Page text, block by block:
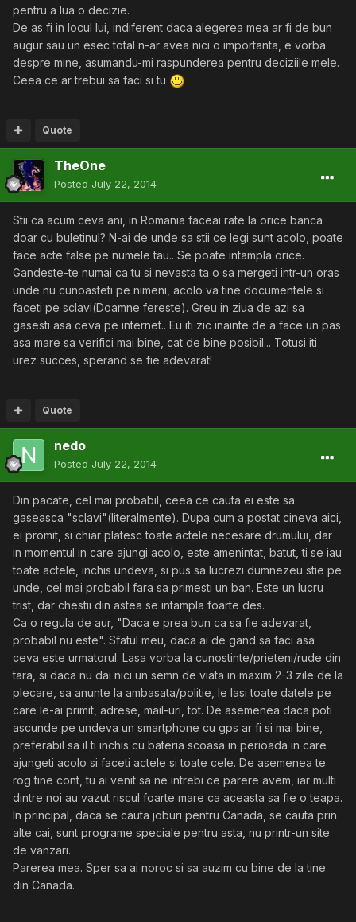
pentru a lua o decizie.
De as fi in locul lui, indiferent daca alegerea mea ar fi de bun
augur sau un esec total n-ar avea nici o importanta, e vorba
despre mine, asumandu-mi raspunderea pentru deciziile mele.
Ceea ce ar trebui sa faci si tu
Quote
TheOne
Posted July 22, 2014
Stii ca acum ceva ani, in Romania faceai rate la orice banca
doar cu buletinul? N-ai de unde sa stii ce legi sunt acolo, poate
face acte false pe numele tau.. Se poate intampla orice.
Gandeste-te numai ca tu si nevasta ta o sa mergeti intr-un oras
unde nu cunoasteti pe nimeni, acolo va tine documentele si
faceti pe sclavi(Doamne fereste). Greu in ziua de azi sa
gasesti asa ceva pe internet.. Eu iti zic inainte de a face un pas
asa mare sa verifici mai bine, cat de bine posibil... Totusi iti
urez succes, sperand se fie adevarat!
Quote
nedo
Posted July 22, 2014
Din pacate, cel mai probabil, ceea ce cauta ei este sa
gaseasca "sclavi"(literalmente). Dupa cum a postat cineva aici,
ei promit, si chiar platesc toate actele necesare drumului, dar
in momentul in care ajungi acolo, este amenintat, batut, ti se iau
toate actele, inchis undeva, si pus sa lucrezi dumnezeu stie pe
unde, cel mai probabil fara sa primesti un ban. Este un lucru
trist, dar chestii din astea se intampla foarte des.
Ca o regula de aur, "Daca e prea bun ca sa fie adevarat,
probabil nu este". Sfatul meu, daca ai de gand sa faci asa
ceva este urmatorul. Lasa vorba la cunostinte/prieteni/rude din
tara, si daca nu dai nici un semn de viata in maxim 2-3 zile de la
plecare, sa anunte la ambasata/politie, le lasi toate datele pe
care le-ai primit, adrese, mail-uri, tot. De asemenea daca poti
ascunde pe undeva un smartphone cu gps ar fi si mai bine,
preferabil sa il ti inchis cu bateria scoasa in perioada in care
ajungeti acolo si faceti actele si toate cele. De asemenea te
rog tine cont, tu ai venit sa ne intrebi ce parere avem, iar multi
dintre noi au vazut riscul foarte mare ca aceasta sa fie o teapa.
In principal, daca se cauta joburi pentru Canada, se cauta prin
alte cai, sunt programe speciale pentru asta, nu printr-un site
de vanzari.
Parerea mea. Sper sa ai noroc si sa auzim cu bine de la tine
din Canada.